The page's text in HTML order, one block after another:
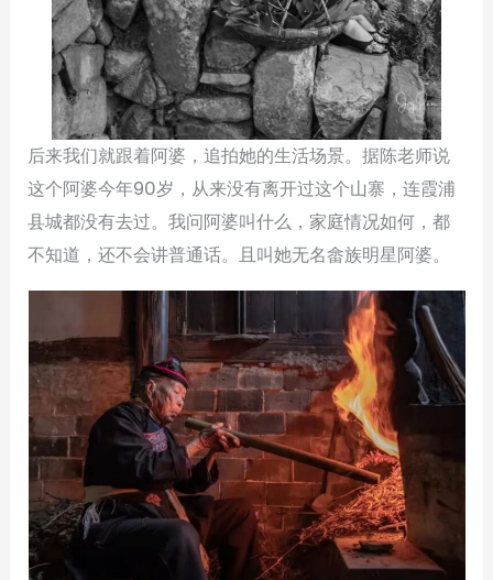
后来我们就跟着阿婆，追拍她的生活场景。据陈老师说
这个阿婆今年90岁，从来没有离开过这个山寨，连霞浦
县城都没有去过。我问阿婆叫什么，家庭情况如何，都
不知道，还不会讲普通话。且叫她无名畲族明星阿婆。